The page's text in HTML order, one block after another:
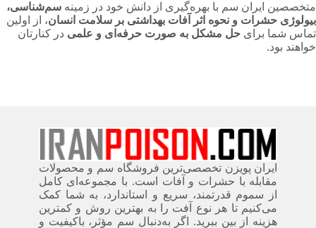
متخصصین ایران سم با بهره‌گیری از دانش خود در زمینه سم‌شناسی،
بیولوژی حشرات و نحوه اثر آفات بهداشتی بر سلامت انسان، از اولین
تماس شما برای حل مشکل به صورت حرفه‌ای و علمی در کنارتان
خواهند بود.
ایران پویزن تخصصی‌ترین فروشگاه سم و محصولات
مقابله با حشرات و آفات است. با مجموعه‌ای کامل
از سموم قدرتمند، سریع‌ و استاندارد، به شما کمک
می‌کنیم تا هر نوع آفت را به بهترین روش و کمترین
هزینه از بین ببرید. اگر به‌دنبال سم مؤثر، باکیفیت و